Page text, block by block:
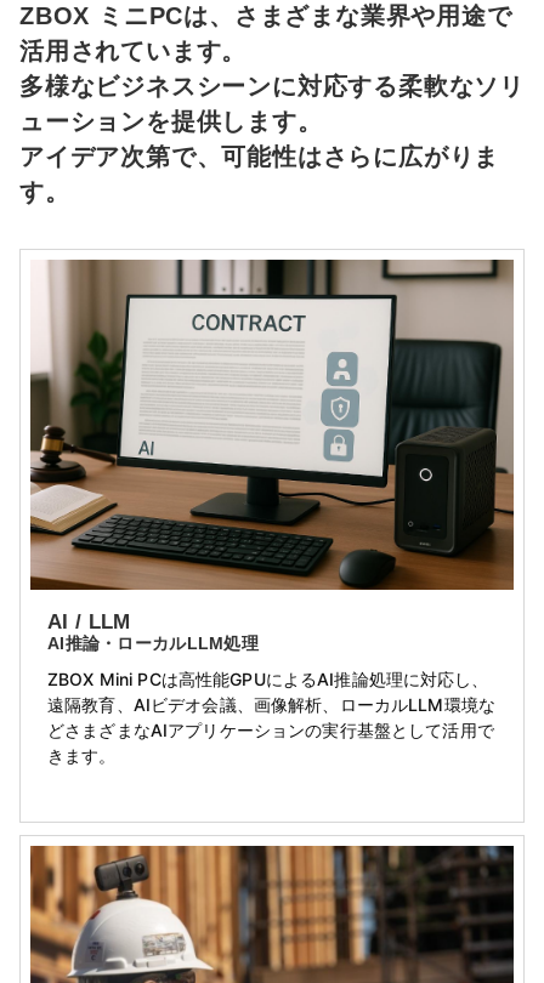
ZBOX ミニPCは、さまざまな業界や用途で
活用されています。
多様なビジネスシーンに対応する柔軟なソリ
ューションを提供します。
アイデア次第で、可能性はさらに広がりま
す。
AI / LLM
AI推論・ローカルLLM処理
ZBOX Mini PCは高性能GPUによるAI推論処理に対応し、
遠隔教育、AIビデオ会議、画像解析、ローカルLLM環境な
どさまざまなAIアプリケーションの実行基盤として活用で
きます。